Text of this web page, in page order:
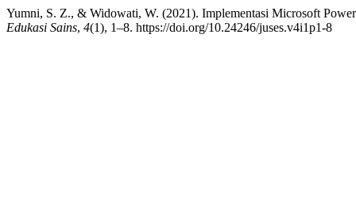
Yumni, S. Z., & Widowati, W. (2021). Implementasi Microsoft
Edukasi Sains, 4(1), 1–8. https://doi.org/10.24246/juses.v4i1p1-8